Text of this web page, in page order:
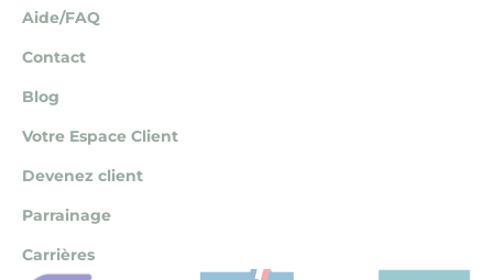
Aide/FAQ
Contact
Blog
Votre Espace Client
Devenez client
Parrainage
Carrières